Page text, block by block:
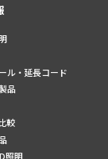
ル・延長コード
品
較
照明